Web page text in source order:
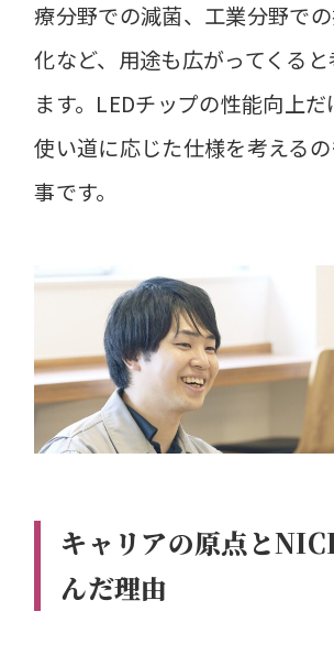
療分野での減菌、工業分野で
化など、用途も広がってくる
ます。LEDチップの性能向上だ
使い道に応じた仕様を考える
事です。
キャリアの原点と
んだ理由